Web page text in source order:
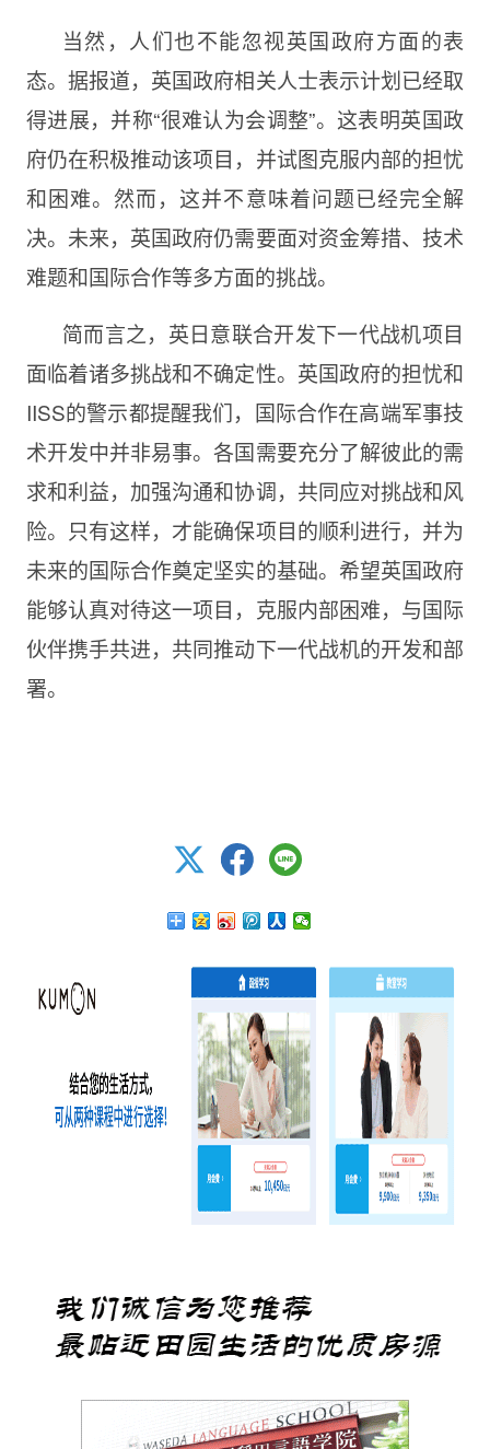
当然，人们也不能忽视英国政府方面的表
态。据报道，英国政府相关人士表示计划已经取
得进展，并称“很难认为会调整”。这表明英国政
府仍在积极推动该项目，并试图克服内部的担忧
和困难。然而，这并不意味着问题已经完全解
决。未来，英国政府仍需要面对资金筹措、技术
难题和国际合作等多方面的挑战。
简而言之，英日意联合开发下一代战机项目
面临着诸多挑战和不确定性。英国政府的担忧和
IISS的警示都提醒我们，国际合作在高端军事技
术开发中并非易事。各国需要充分了解彼此的需
求和利益，加强沟通和协调，共同应对挑战和风
险。只有这样，才能确保项目的顺利进行，并为
未来的国际合作奠定坚实的基础。希望英国政府
能够认真对待这一项目，克服内部困难，与国际
伙伴携手共进，共同推动下一代战机的开发和部
署。